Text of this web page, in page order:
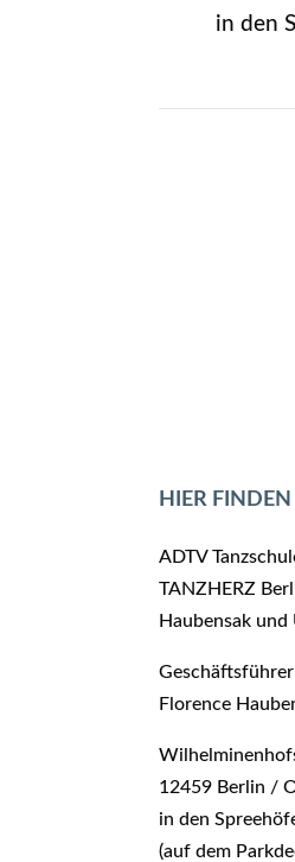
in den
HIER FINDEN
ADTV
TANZHERZ
Haubensak und
Florence
12459 Berlin /
in den
(auf dem